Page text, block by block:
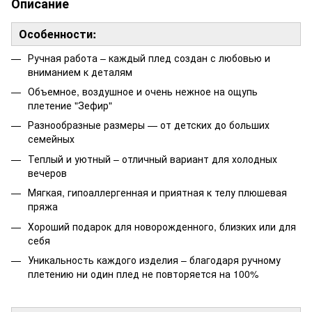
Особенности:
Ручная работа – каждый плед создан с любовью и
вниманием к деталям
Объемное, воздушное и очень нежное на ощупь
плетение "Зефир"
Разнообразные размеры — от детских до больших
семейных
Теплый и уютный – отличный вариант для холодных
вечеров
Мягкая, гипоаллергенная и приятная к телу плюшевая
пряжа
Хороший подарок для новорожденного, близких или для
себя
Уникальность каждого изделия – благодаря ручному
плетению ни один плед не повторяется на 100%